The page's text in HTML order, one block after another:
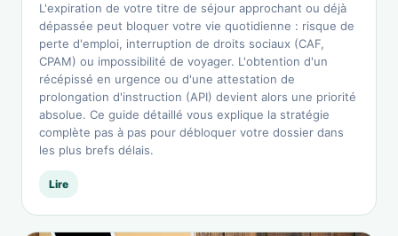
L'expiration de votre titre de séjour approchant ou déjà
dépassée peut bloquer votre vie quotidienne : risque de
perte d'emploi, interruption de droits sociaux (CAF,
CPAM) ou impossibilité de voyager. L'obtention d'un
récépissé en urgence ou d'une attestation de
prolongation d'instruction (API) devient alors une priorité
absolue. Ce guide détaillé vous explique la stratégie
complète pas à pas pour débloquer votre dossier dans
les plus brefs délais.
Lire